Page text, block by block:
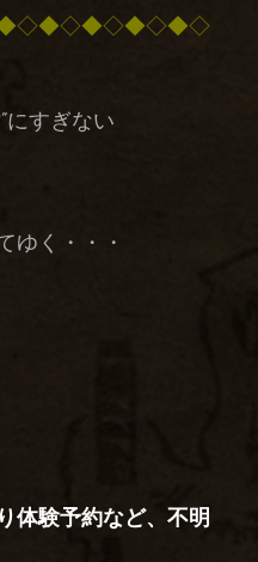
”にすぎない
ゆく・・・
体験予約など、不明